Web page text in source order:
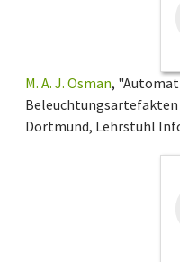
M. A. J. Osman,
Dortmund, Lehrstuhl